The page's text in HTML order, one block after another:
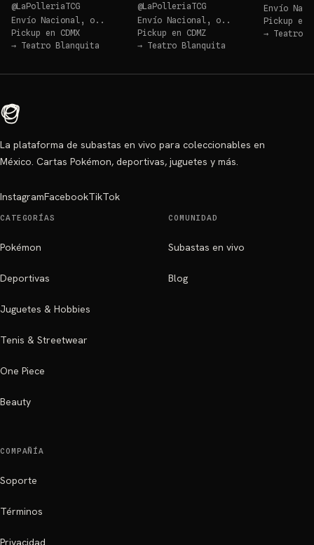
@LaPolleriaTCG
Envío Nacional, o..
Pickup en CDMX
→ Teatro Blanquita
@LaPolleriaTCG
Envío Nacional, o..
Pickup en CDMZ
→ Teatro Blanquita
Envío
Pickup en
→ Teatro
La plataforma de subastas en vivo para coleccionables en
México. Cartas Pokémon, deportivas, juguetes y más.
InstagramFacebookTikTok
CATEGORÍAS
Pokémon
Deportivas
Juguetes & Hobbies
Tenis & Streetwear
One Piece
Beauty
COMUNIDAD
Subastas en vivo
Blog
COMPAÑÍA
Soporte
Términos
Privacidad